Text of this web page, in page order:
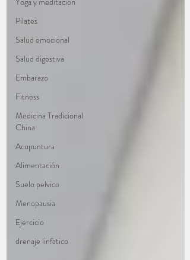
Pilates
Salud emocional
Salud digestiva
Embarazo
Fitness
Medicina Tradicional
China
Acupuntura
Alimentación
Suelo pelvico
Menopausia
Ejercicio
drenaje linfatico